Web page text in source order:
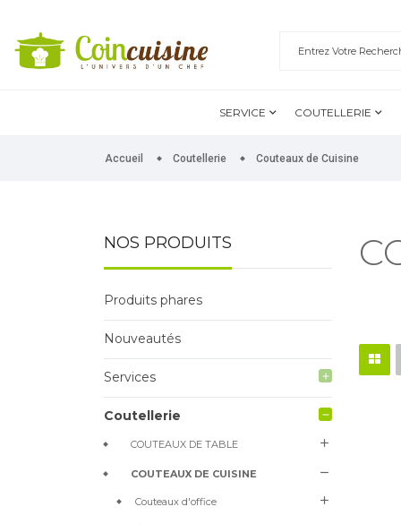
SERVICE COUTELLERIE
Accueil Coutellerie Couteaux de Cuisine
NOS PRODUITS
Produits phares
Nouveautés
Services add
Coutellerie remove
COUTEAUX DE TABLE add
COUTEAUX DE CUISINE remove
Couteaux d'office add